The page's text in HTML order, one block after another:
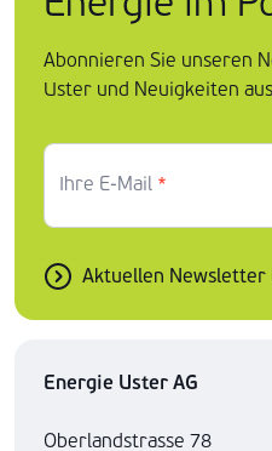
Abonnieren Sie unseren
Uster und Neuigkeiten
Ihre E-Mail *
Aktuellen Newsletter
Energie Uster AG
Oberlandstrasse 78